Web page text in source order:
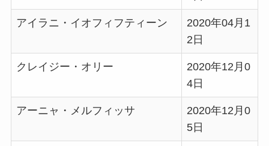
アイラニ・イオフィフティーン
2020年04月1
2日
クレイジー・オリー
2020年12月0
4日
アーニャ・メルフィッサ
2020年12月0
5日